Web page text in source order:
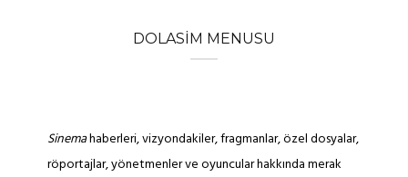
DOLASIM MENUSU
Sinemahaberleri, vizyondakiler, fragmanlar, özel dosyalar,
röportajlar, yönetmenler ve oyuncular hakkında merak